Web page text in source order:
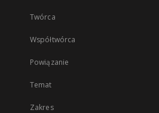
Twórca
Współtwórca
Powiązanie
Temat
Zakres